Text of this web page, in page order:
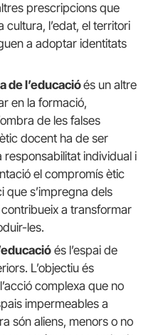
prescripcions que
cultura, l’edat, el territori
a adoptar identitats
de l’educacióés un altre
en la formació,
de les falses
docent ha de ser
responsabilitat individual i
el compromís ètic
que s’impregna dels
a transformar
les.
és l’espai de
L’objectiu és
complexa que no
impermeables a
són aliens, menors o no